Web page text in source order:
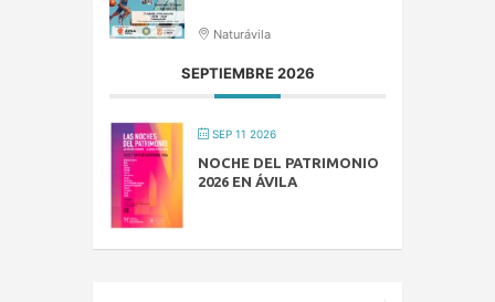
Naturávila
SEPTIEMBRE 2026
SEP 11 2026
NOCHE DEL PATRIMONIO
2026 EN ÁVILA